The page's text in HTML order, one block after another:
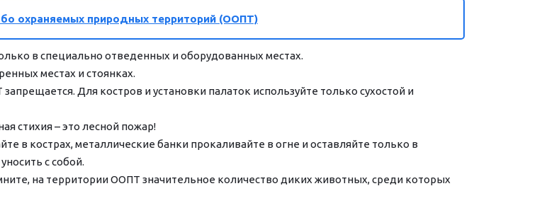
охраняемых природных территорий (ООПТ)
в специально отведенных и оборудованных местах.
местах и стоянках.
Для костров и установки палаток используйте только сухостой и
стихия – это лесной пожар!
в кострах, металлические банки прокаливайте в огне и оставляйте только в
с собой.
на территории ООПТ значительное количество диких животных, среди которых